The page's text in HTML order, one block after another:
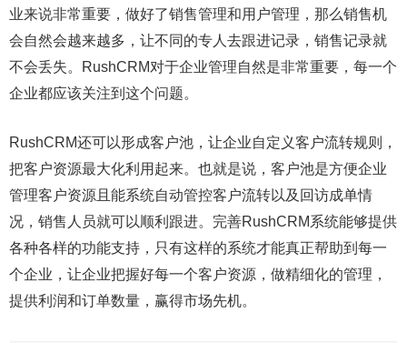
业来说非常重要，做好了销售管理和用户管理，那么销售机
会自然会越来越多，让不同的专人去跟进记录，销售记录就
不会丢失。RushCRM对于企业管理自然是非常重要，每一个
企业都应该关注到这个问题。
RushCRM还可以形成客户池，让企业自定义客户流转规则，
把客户资源最大化利用起来。也就是说，客户池是方便企业
管理客户资源且能系统自动管控客户流转以及回访成单情
况，销售人员就可以顺利跟进。完善RushCRM系统能够提供
各种各样的功能支持，只有这样的系统才能真正帮助到每一
个企业，让企业把握好每一个客户资源，做精细化的管理，
提供利润和订单数量，赢得市场先机。